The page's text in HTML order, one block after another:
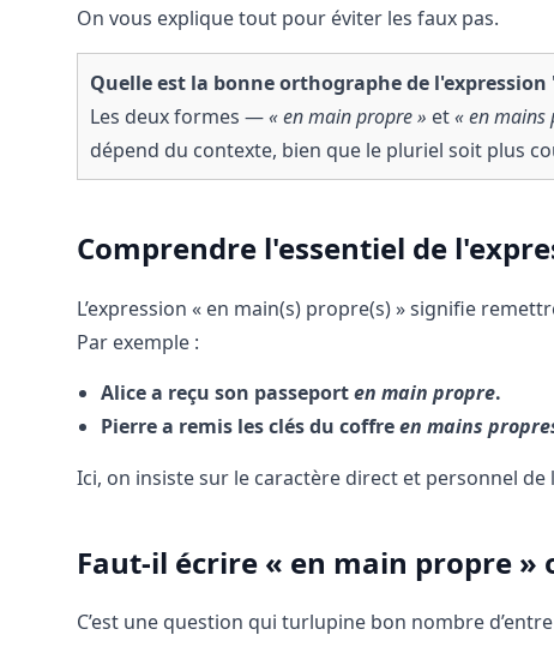
On vous explique tout pour éviter les faux pas.
Quelle est la bonne orthographe de
Les deux formes —« en main propre » et« en mains
dépend du contexte, bien que le pluriel soit plus
Comprendre l'essentiel de
L’expression « en main(s) propre(s) » signifie
Par exemple :
Alice a reçu son passeporten main propre.
Pierre a remis les clés du coffreen mains
Ici, on insiste sur le caractère direct et personnel de
Faut-il écrire « en main propre »
C’est une question qui turlupine bon nombre